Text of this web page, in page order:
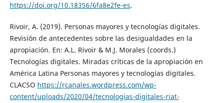
https://doi.org/10.18356/6fa8e2fe-es.
Rivoir, A. (2019). Personas mayores y tecnologías digitales.
Revisión de antecedentes sobre las desigualdades en la
apropiación. En: A.L. Rivoir & M.J. Morales (coords.)
Tecnologías digitales. Miradas críticas de la apropiación en
América Latina Personas mayores y tecnologías digitales.
CLACSO https://rcanales.wordpress.com/wp-
content/uploads/2020/04/tecnologias-digitales-riat-